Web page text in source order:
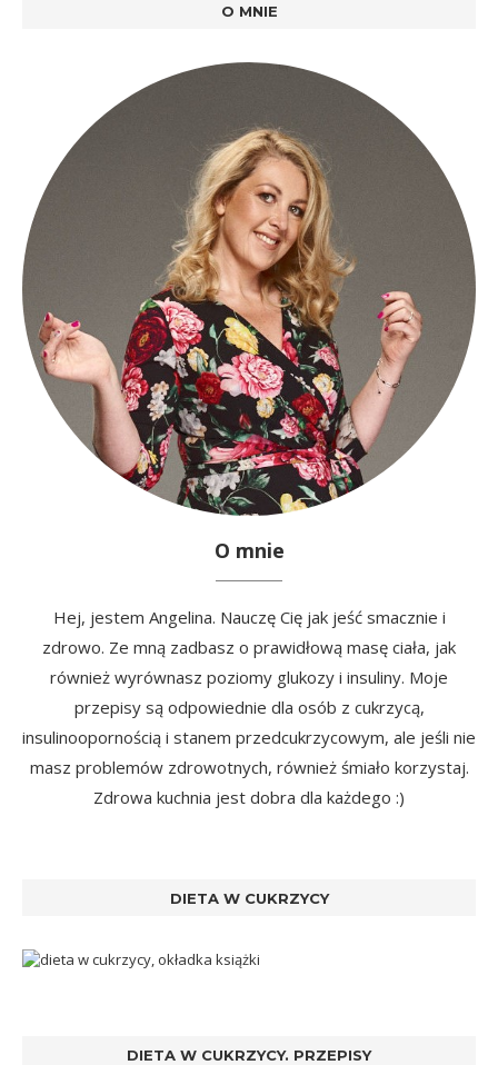
O MNIE
O mnie
Hej, jestem Angelina. Nauczę Cię jak jeść smacznie i
zdrowo. Ze mną zadbasz o prawidłową masę ciała, jak
również wyrównasz poziomy glukozy i insuliny. Moje
przepisy są odpowiednie dla osób z cukrzycą,
insulinoopornością i stanem przedcukrzycowym, ale jeśli nie
masz problemów zdrowotnych, również śmiało korzystaj.
Zdrowa kuchnia jest dobra dla każdego :)
DIETA W CUKRZYCY
DIETA W CUKRZYCY. PRZEPISY